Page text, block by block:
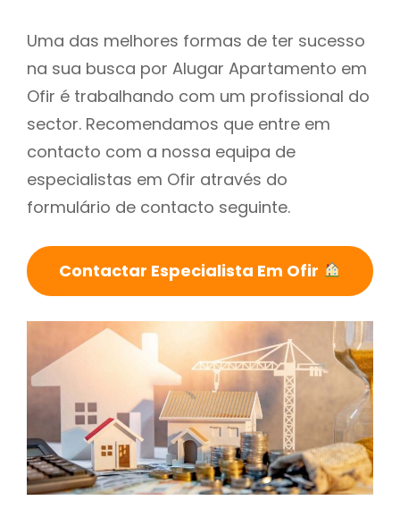
Uma das melhores formas de ter sucesso
na sua busca por Alugar Apartamento em
Ofir é trabalhando com um profissional do
sector. Recomendamos que entre em
contacto com a nossa equipa de
especialistas em Ofir através do
formulário de contacto seguinte.
Contactar Especialista Em Ofir